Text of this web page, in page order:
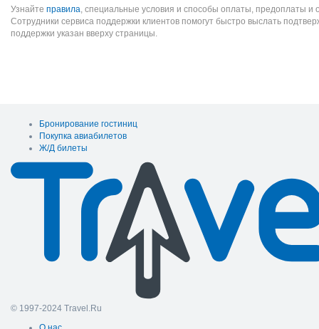
Узнайте правила, специальные условия и способы оплаты, предоплаты и
Сотрудники сервиса поддержки клиентов помогут быстро выслать
поддержки указан вверху страницы.
Бронирование гостиниц
Покупка авиабилетов
Ж/Д билеты
© 1997-2024 Travel.Ru